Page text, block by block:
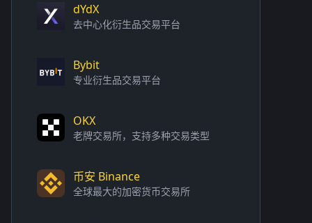
dYdX
去中心化衍生品交易平台
Bybit
专业衍生品交易平台
OKX
老牌交易所，支持多种交易类型
币安 Binance
全球最大的加密货币交易所